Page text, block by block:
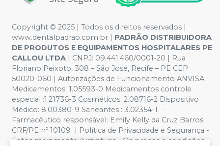
Copyright © 2025 | Todos os direitos reservados |
www.dentalpadrao.com.br | PADRÃO DISTRIBUIDORA
DE PRODUTOS E EQUIPAMENTOS HOSPITALARES PE
CALLOU LTDA | CNPJ: 09.441.460/0001-20 | Rua
Floriano Peixoto, 308 – São José, Recife – PE CEP
50020-060 | Autorizações de Funcionamento ANVISA -
Medicamentos: 1.05593-0 Medicamentos controle
especial :1.21736-3 Cosméticos: 2.08716-2 Dispositivo
Médico: 8.00380-9 Saneantes : 3.02354-1 -
Farmacêutico responsável: Emily Kelly da Cruz Barros.
CRF/PE nº 10109 | Política de Privacidade e Segurança -
Fotos meramente ilustrativas - Os preços e condições